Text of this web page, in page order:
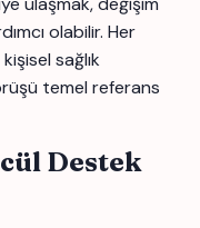
olabilir. Her
sağlık
temel referans
Destek